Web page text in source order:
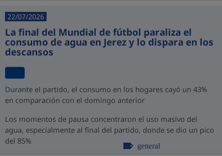
22/07/2026
La final del Mundial de fútbol paraliza el
consumo de agua en Jerez y lo dispara en los
descansos
Durante el partido, el consumo en los hogares cayó un 43%
en comparación con el domingo anterior
Los momentos de pausa concentraron el uso masivo del
agua, especialmente al final del partido, donde se dio un pico
del 85%
general